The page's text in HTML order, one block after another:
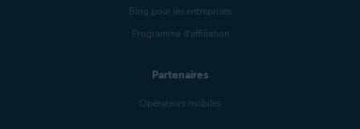
Blog pour les entreprises
Programme d’affiliation
Partenaires
Opérateurs mobiles